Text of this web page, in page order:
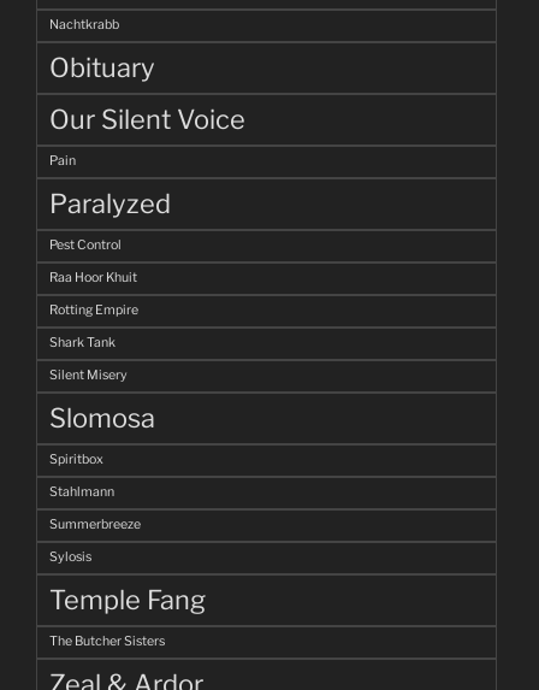
Nachtkrabb
Obituary
Our Silent Voice
Pain
Paralyzed
Pest Control
Raa Hoor Khuit
Rotting Empire
Shark Tank
Silent Misery
Slomosa
Spiritbox
Stahlmann
Summerbreeze
Sylosis
Temple Fang
The Butcher Sisters
Zeal & Ardor